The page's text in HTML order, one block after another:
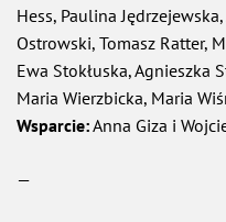
Hess, Paulina
Ostrowski, Tomasz Ratter,
Ewa Stokłuska, Agnieszka
Maria Wierzbicka, Maria
Wsparcie:Anna Giza i
—